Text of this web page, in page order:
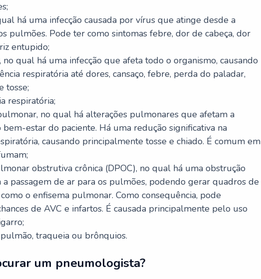
há uma infecção causada por vírus que atinge desde a
pulmões. Pode ter como sintomas febre, dor de cabeça, dor
entupido;
no qual há uma infecção que afeta todo o organismo, causando
respiratória até dores, cansaço, febre, perda do paladar,
tosse;
respiratória;
no qual há alterações pulmonares que afetam a
bem-estar do paciente. Há uma redução significativa na
causando principalmente tosse e chiado. É comum em
obstrutiva crônica (DPOC), no qual há uma obstrução
passagem de ar para os pulmões, podendo gerar quadros de
o enfisema pulmonar. Como consequência, pode
de AVC e infartos. É causada principalmente pelo uso
traqueia ou brônquios.
um pneumologista?